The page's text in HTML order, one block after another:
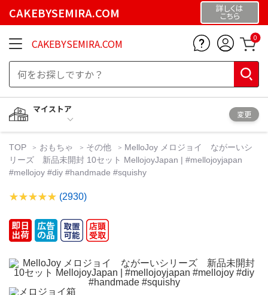
CAKEBYSEMIRA.COM 詳しくは
こちら
CAKEBYSEMIRA.COM 0
マイストア
変更
TOP おもちゃ その他
MelloJoy メロジョイ ながーいシ
リーズ 新品未開封 10セット MellojoyJapan | #mellojoyjapan
#mellojoy #diy #handmade #squishy
(2930)